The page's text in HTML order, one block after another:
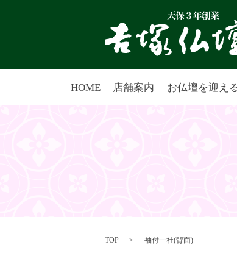
HOME 店舗案内 お仏壇を迎え
TOP 袖付一社(背面)